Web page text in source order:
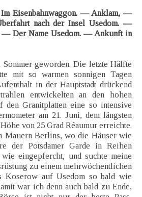
Eisenbahnwaggon. — Anklam, —
nach der Insel Usedom. —
— Der Name Usedom. — Ankunft in
geworden. Die letzte Hälfte
mit so warmen sonnigen Tagen
in der Hauptstadt drückend
entwickelten an den hohen
den Granitplatten eine so intensive
am 21. Juni, dem längsten
von 25 Grad Réaumur erreichte.
Mauern Berlins, wo die Häuser wie
der Potsdamer Garde in Reihen
wie eingepfercht, und suchte meine
zu einem mehrwöchentlichen
Koserow auf Usedom so bald wie
war ich denn auch bald zu Ende,